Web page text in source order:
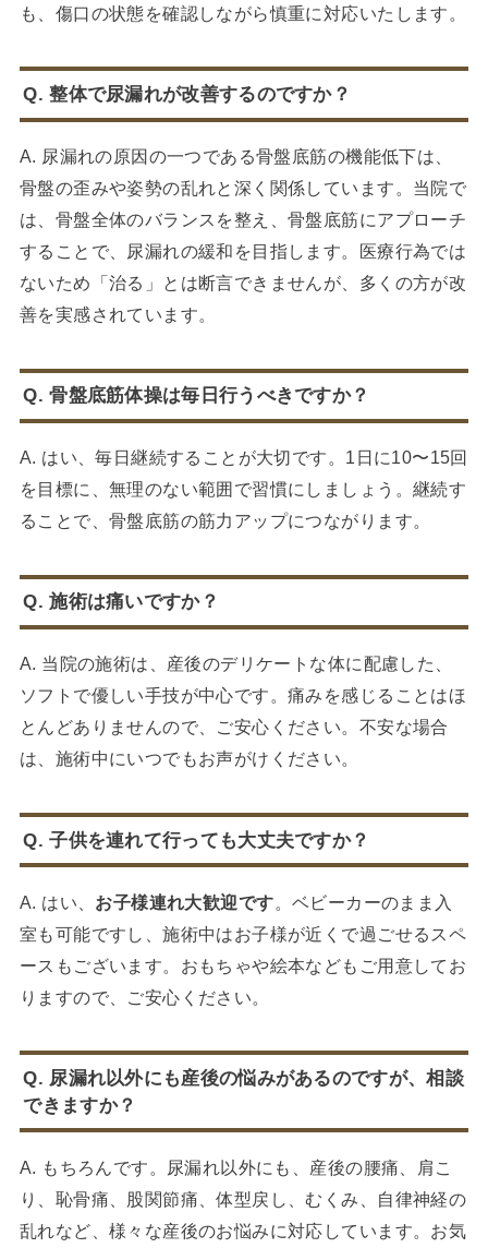
も、傷口の状態を確認しながら慎重に対応いたします。
Q. 整体で尿漏れが改善するのですか？
A. 尿漏れの原因の一つである骨盤底筋の機能低下は、
骨盤の歪みや姿勢の乱れと深く関係しています。当院で
は、骨盤全体のバランスを整え、骨盤底筋にアプローチ
することで、尿漏れの緩和を目指します。医療行為では
ないため「治る」とは断言できませんが、多くの方が改
善を実感されています。
Q. 骨盤底筋体操は毎日行うべきですか？
A. はい、毎日継続することが大切です。1日に10〜15回
を目標に、無理のない範囲で習慣にしましょう。継続す
ることで、骨盤底筋の筋力アップにつながります。
Q. 施術は痛いですか？
A. 当院の施術は、産後のデリケートな体に配慮した、
ソフトで優しい手技が中心です。痛みを感じることはほ
とんどありませんので、ご安心ください。不安な場合
は、施術中にいつでもお声がけください。
Q. 子供を連れて行っても大丈夫ですか？
A. はい、 お子様連れ大歓迎です 。ベビーカーのまま入
室も可能ですし、施術中はお子様が近くで過ごせるスペ
ースもございます。おもちゃや絵本などもご用意してお
りますので、ご安心ください。
Q. 尿漏れ以外にも産後の悩みがあるのですが、相談
できますか？
A. もちろんです。尿漏れ以外にも、産後の腰痛、肩こ
り、恥骨痛、股関節痛、体型戻し、むくみ、自律神経の
乱れなど、様々な産後のお悩みに対応しています。お気